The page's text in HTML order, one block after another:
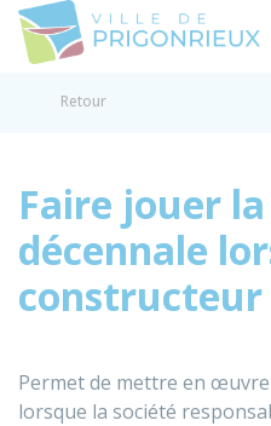
Retour
Faire jouer
décennale
Permet de mettre en
lorsque la société